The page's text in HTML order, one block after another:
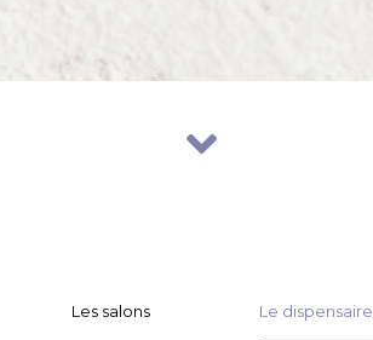
Les salons Le dispensaire